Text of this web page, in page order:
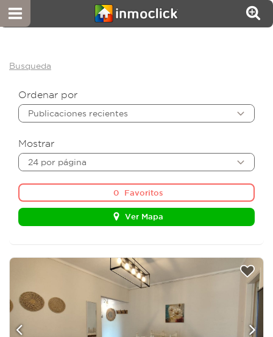
Busqueda
Ordenar por
Publicaciones recientes
Mostrar
24 por página
0 Favoritos
Ver Mapa